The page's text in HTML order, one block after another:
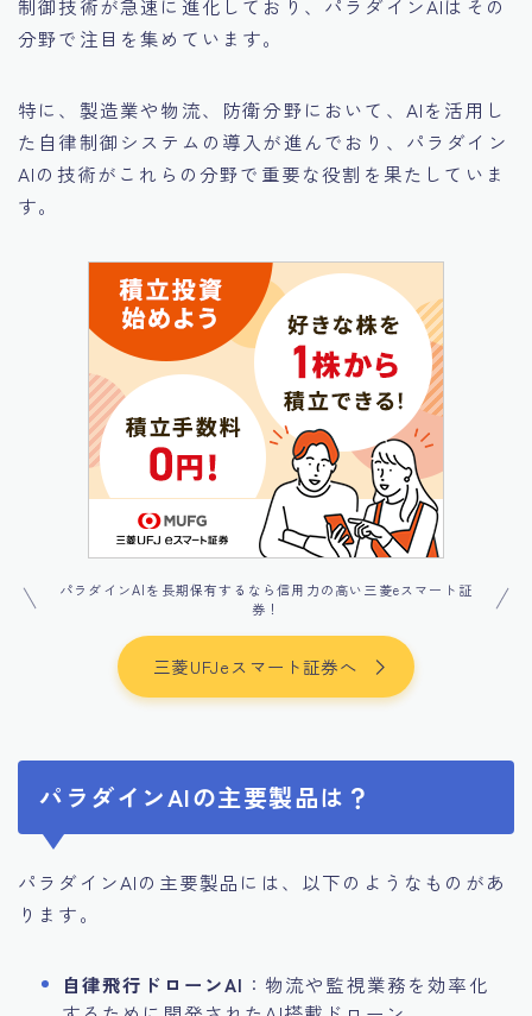
制御技術が急速に進化しており、パラダインAIはその
分野で注目を集めています。
特に、製造業や物流、防衛分野において、AIを活用し
た自律制御システムの導入が進んでおり、パラダイン
AIの技術がこれらの分野で重要な役割を果たしていま
す。
パラダインAIを長期保有するなら信用力の高い三菱eスマート証
券！
三菱UFJeスマート証券へ
パラダインAIの主要製品は？
パラダインAIの主要製品には、以下のようなものがあ
ります。
自律飛行ドローンAI ：物流や監視業務を効率化